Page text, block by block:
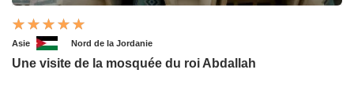
Asie Nord de la Jordanie
Une visite de la mosquée du roi Abdallah